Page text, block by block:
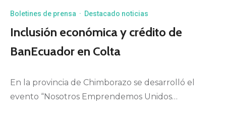
Boletines de prensa · Destacado noticias
Inclusión económica y crédito de
BanEcuador en Colta
En la provincia de Chimborazo se desarrolló el
evento “Nosotros Emprendemos Unidos…